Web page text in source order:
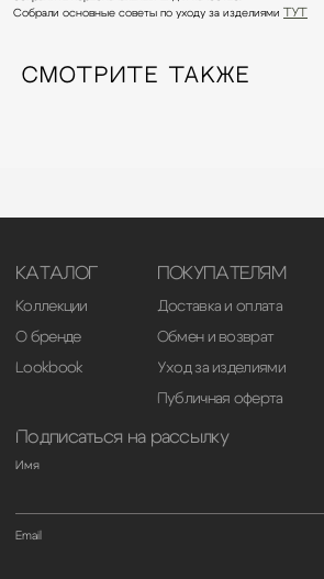
Собрали основные советы по уходу за изделиями
ТУТ
СМОТРИТЕ ТАКЖЕ